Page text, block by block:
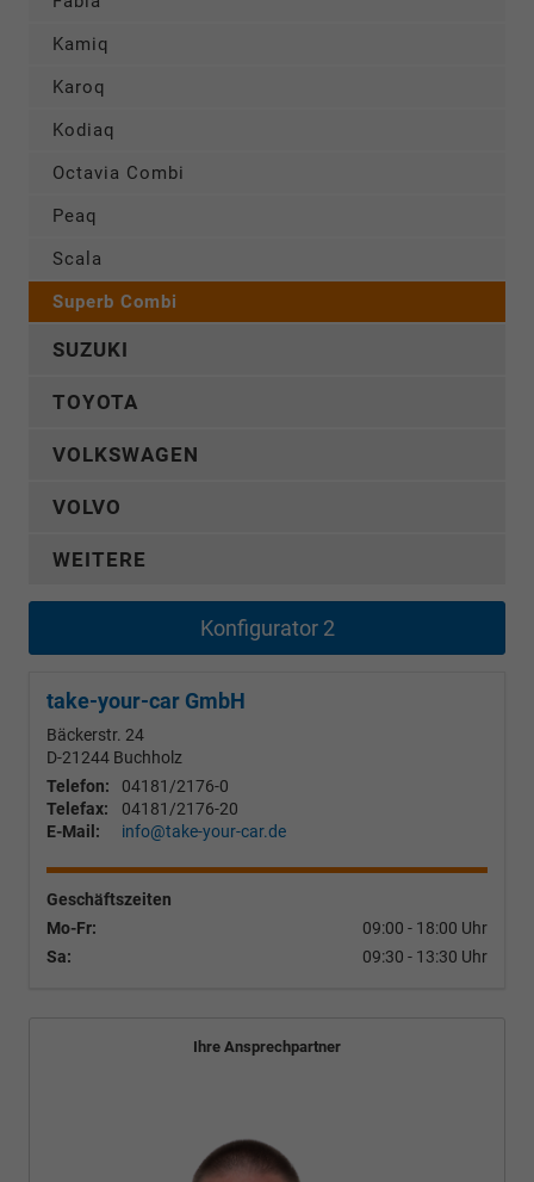
Kamiq
Karoq
Kodiaq
Octavia Combi
Peaq
Scala
Superb Combi
SUZUKI
TOYOTA
VOLKSWAGEN
VOLVO
WEITERE
Konfigurator 2
take-your-car GmbH
Bäckerstr. 24
D-21244 Buchholz
Telefon:
04181/2176-0
Telefax:
04181/2176-20
E-Mail:
info@take-your-car.de
Geschäftszeiten
Mo-Fr:
09:00 - 18:00 Uhr
Sa:
09:30 - 13:30 Uhr
Ihre Ansprechpartner